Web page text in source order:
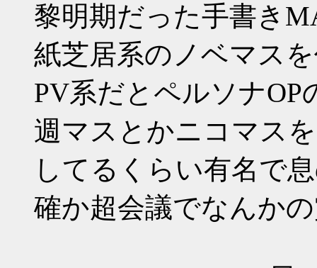
黎明期だった手書き
紙芝居系のノベマス
PV系だとペルソナ
週マスとかニコマス
してるくらい有名で
確か超会議でなんか